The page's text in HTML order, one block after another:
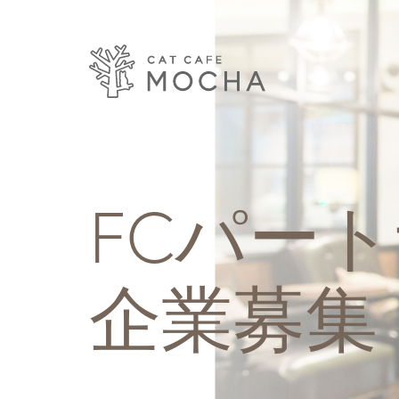
FCパー
企業募集